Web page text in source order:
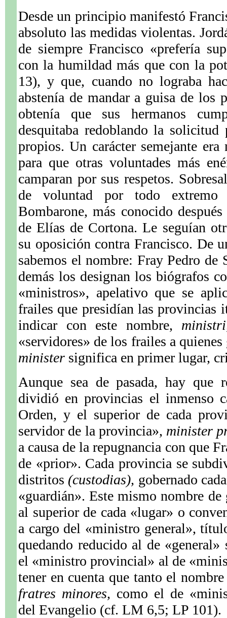
Desde un principio manifestó
absoluto las medidas violentas.
de siempre Francisco «prefería
con la humildad más que con la
13), y que, cuando no lograba
abstenía de mandar a guisa de los
obtenía que sus hermanos
desquitaba redoblando la
propios. Un carácter semejante
para que otras voluntades más
camparan por sus respetos.
de voluntad por todo extremo
Bombarone, más conocido
de Elías de Cortona. Le seguían
su oposición contra Francisco. De
sabemos el nombre: Fray Pedro
demás los designan los biógrafos
«ministros», apelativo que se
frailes que presidían las provincias
indicar con este nombre,
«servidores» de los frailes a
minister significa en primer lugar,
Aunque sea de pasada, hay que
dividió en provincias el inmenso
Orden, y el superior de cada
servidor de la provincia», minister
a causa de la repugnancia con que
de «prior». Cada provincia se
distritos (custodias), gobernado
«guardián». Este mismo nombre de
al superior de cada «lugar» o
a cargo del «ministro general»,
quedando reducido al de
el «ministro provincial» al de
tener en cuenta que tanto el
fratres minores, como el de
del Evangelio (cf. LM 6,5; LP 101).